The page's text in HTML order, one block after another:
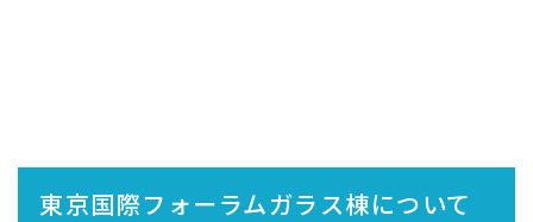
東京国際フォーラムガラス棟について